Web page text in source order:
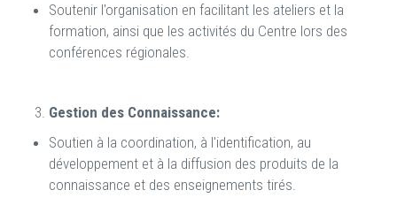
Soutenir l'organisation en facilitant les ateliers et la
formation, ainsi que les activités du Centre lors des
conférences régionales.
Gestion des Connaissance:
Soutien à la coordination, à l'identification, au
développement et à la diffusion des produits de la
connaissance et des enseignements tirés.